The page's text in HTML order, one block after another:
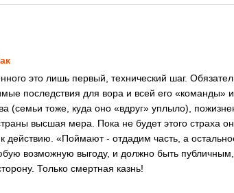
это лишь первый, технический шаг.
последствия для вора и всей его «команды»
(семьи тоже, куда оно «вдруг» уплыло),
высшая мера. Пока не будет этого страха
к действию. «Поймают - отдадим часть, а
возможную выгоду, и должно быть
Только смертная казнь!